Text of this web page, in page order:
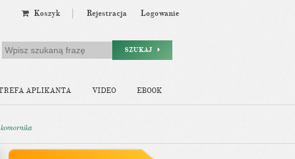
Koszyk Rejestracja Logowanie
SZUKAJ
APLIKANTA VIDEO EBOOK